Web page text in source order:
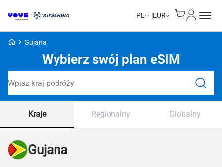
PL EUR
Strona główna Voye
Gujana
Wybierz swój plan eSIM
Kraje Regionalny Globalny
Gujana